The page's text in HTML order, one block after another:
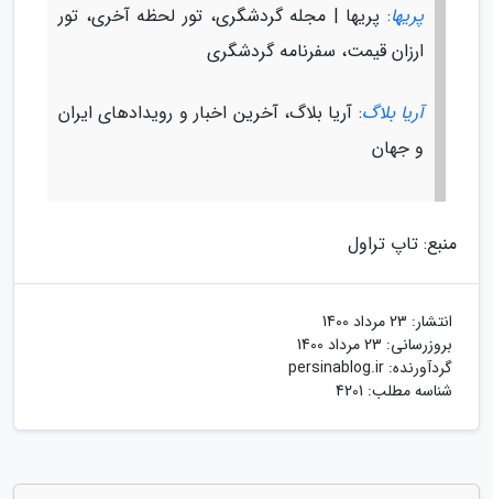
پریها: پریها | مجله گردشگری، تور لحظه آخری، تور
ارزان قیمت، سفرنامه گردشگری
آریا بلاگ: آریا بلاگ، آخرین اخبار و رویدادهای ایران
و جهان
منبع: تاپ تراول
انتشار: 23 مرداد 1400
بروزرسانی: 23 مرداد 1400
گردآورنده: persinablog.ir
شناسه مطلب: 4201